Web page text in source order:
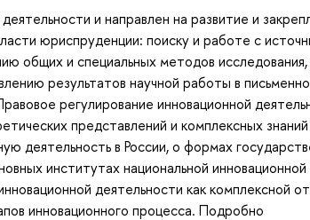
и направлен на развитие и
юриспруденции: поиску и работе с
общих и специальных методов исследования,
результатов научной работы в
регулирование инновационной
представлений и комплексных
деятельность в России, о формах
институтах национальной инновационной
деятельности как комплексной
инновационного процесса. Подробно